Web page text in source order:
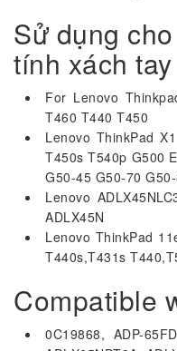
Sử dụng
tính xách
For Lenovo
T460 T440 T450
Lenovo ThinkPad
T450s T540p G500
G50-45 G50-70
Lenovo
ADLX45N
Lenovo ThinkPad
T440s,T431s
Compatible
0C19868, ADP-